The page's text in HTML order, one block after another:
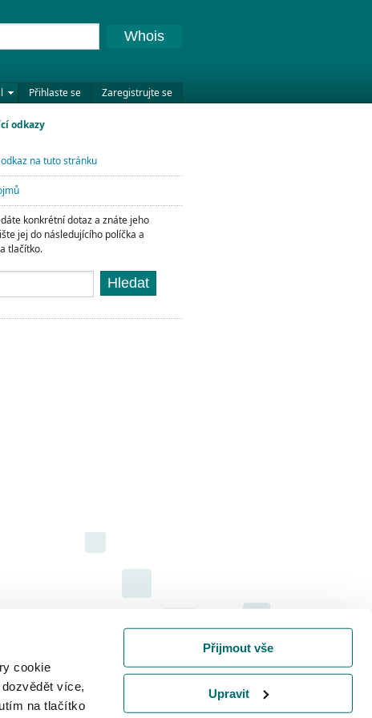
cookie
více,
na tlačítko
Přijmout vše
Upravit
Přihlaste se Zaregistrujte se
Whois
odkazy
na tuto stránku
konkrétní dotaz a znáte jeho
jej do následujícího políčka a
tlačítko.
Hledat